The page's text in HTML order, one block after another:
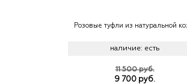
Розовые туфли из натуральной
наличие: есть
11 500 руб.
9 700 руб.